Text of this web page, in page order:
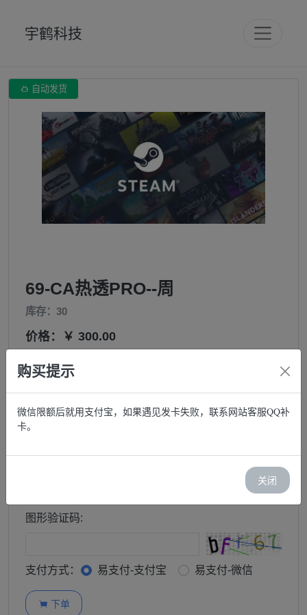
宇鹤科技
 自动发货
69-CA热透PRO--周
库存：30
价格：￥ 300.00
邮箱:
购买:
图形验证码:
支付方式： 易支付-支付宝 易支付-微信
 下单
购买提示
微信限额后就用支付宝，如果遇见发卡失败，联系网站客服QQ补
卡。
关闭